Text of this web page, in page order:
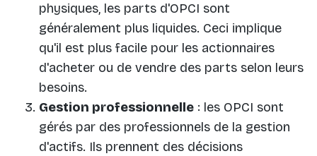
physiques, les parts d'OPCI sont
généralement plus liquides. Ceci implique
qu'il est plus facile pour les actionnaires
d'acheter ou de vendre des parts selon leurs
besoins.
Gestion professionnelle : les OPCI sont
gérés par des professionnels de la gestion
d'actifs. Ils prennent des décisions